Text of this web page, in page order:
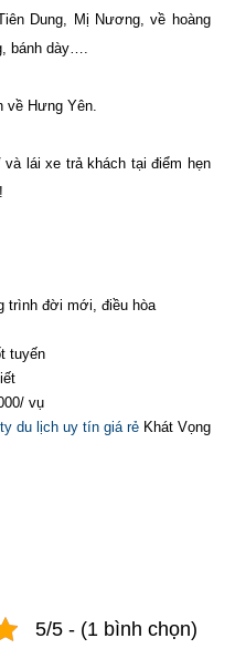
Dung, Mị Nương, về hoàng
bánh dày….
Hưng Yên.
lái xe trả khách tại điểm hẹn
trình đời mới, điều hòa
tuyến
vụ
du lịch uy tín giá rẻKhát Vọng
5/5 - (1 bình chọn)